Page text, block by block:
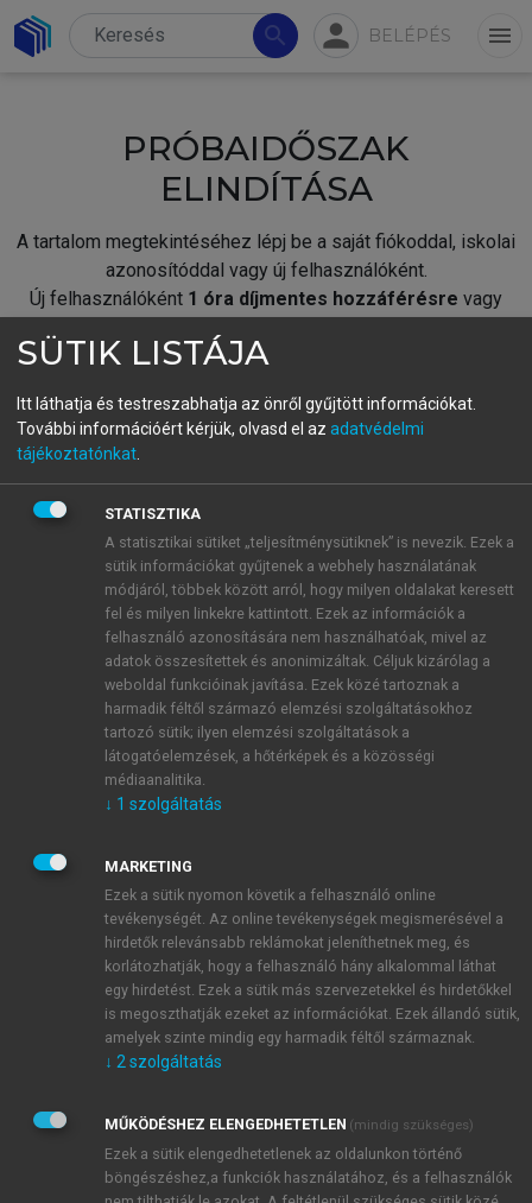
search person BELÉPÉS menu
PRÓBAIDŐSZAK
ELINDÍTÁSA
A tartalom megtekintéséhez lépj be a saját fiókoddal, iskolai
azonosítóddal vagy új felhasználóként.
Új felhasználóként 1 óra díjmentes hozzáférésre vagy
fiókoddal,vagy hozz létre új fiókot.
A regisztráció után apróbaidőszakautomatikusan
BELÉPÉS SAJÁT FIÓKKAL
ÚJ FIÓK LÉTREHOZÁSA
1 óra díjmentes hozzáférés
E-MAIL-CÍM
JELSZÓ
JELSZÓ ÚJRA
Kérek értesítést a MeRSZ újdonságairól, akcióiról.
Kérek értesítést az Akadémiai Kiadó Zrt. újdonságairól,
Adatkezelési tájékoztatóbanfoglaltakat tudomásul
veszem és elfogadom.
Általános vásárlási feltételeket, valamint a szotar.netés a
mersz.huoldalak licencszerződéseiben foglaltakat
SÜTIK LISTÁJA
Itt láthatja és testreszabhatja az önről gyűjtött információkat.
További információért kérjük, olvasd el az adatvédelmi
tájékoztatónkat
STATISZTIKA
A statisztikai sütiket „teljesítménysütiknek” is nevezik. Ezek a
sütik információkat gyűjtenek a webhely használatának
módjáról, többek között arról, hogy milyen oldalakat keresett
fel és milyen linkekre kattintott. Ezek az információk a
felhasználó azonosítására nem használhatóak, mivel az
adatok összesítettek és anonimizáltak. Céljuk kizárólag a
weboldal funkcióinak javítása. Ezek közé tartoznak a
harmadik féltől származó elemzési szolgáltatásokhoz
tartozó sütik; ilyen elemzési szolgáltatások a
látogatóelemzések, a hőtérképek és a közösségi
médiaanalitika.
↓ 1 szolgáltatás
MARKETING
Ezek a sütik nyomon követik a felhasználó online
tevékenységét. Az online tevékenységek megismerésével a
hirdetők relevánsabb reklámokat jeleníthetnek meg, és
korlátozhatják, hogy a felhasználó hány alkalommal láthat
egy hirdetést. Ezek a sütik más szervezetekkel és hirdetőkkel
is megoszthatják ezeket az információkat. Ezek állandó sütik,
amelyek szinte mindig egy harmadik féltől származnak.
↓ 2 szolgáltatás
MŰKÖDÉSHEZ ELENGEDHETETLEN (mindig szükséges)
Ezek a sütik elengedhetetlenek az oldalunkon történő
böngészéshez,a funkciók használatához, és a felhasználók